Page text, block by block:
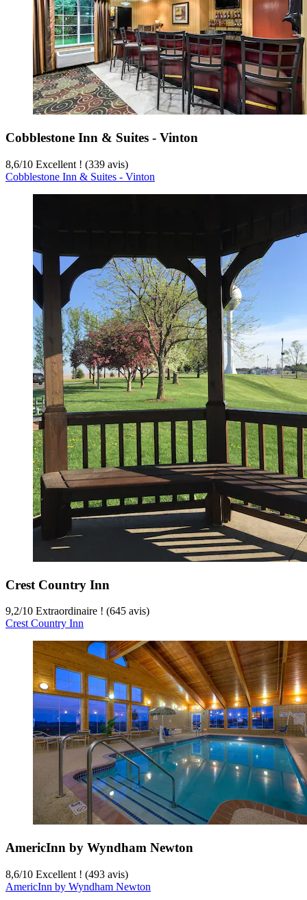
Cobblestone Inn & Suites - Vinton
8,6/10 Excellent ! (339 avis)
Cobblestone Inn & Suites - Vinton
Crest Country Inn
9,2/10 Extraordinaire ! (645 avis)
Crest Country Inn
AmericInn by Wyndham Newton
8,6/10 Excellent ! (493 avis)
AmericInn by Wyndham Newton